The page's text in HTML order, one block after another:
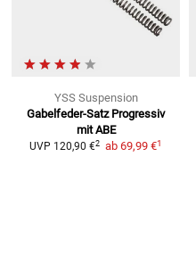
YSS Suspension
Gabelfeder-Satz Progressiv
mit ABE
UVP 120,90 €2 ab 69,99 €1